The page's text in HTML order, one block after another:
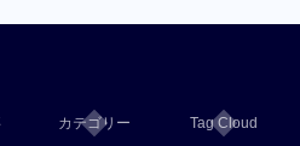
カテゴリー Tag Cloud